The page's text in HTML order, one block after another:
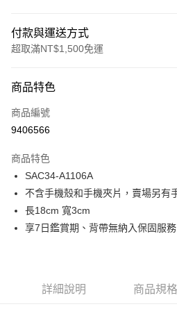
付款與運送方式
超取滿NT$1,500免運
信用卡一次付款
超商取貨付款
Apple Pay
街口支付
悠遊付
相關說明
商品特色
商品編號
9406566
商品特色
SAC34-A1106A
不含手機殼和手機夾片，賣場另有
長18cm 寬3cm
享7日鑑賞期、背帶無納入保固服務
詳細說明 商品規格